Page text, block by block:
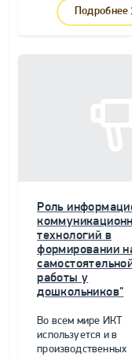
Подробнее
Роль
технологий в
формировании
работы у
дошкольников"
Во всем мире ИКТ
используется и в
производственных